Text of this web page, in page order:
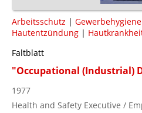
Arbeitsschutz | Gewerbehygiene
Hautentzündung |
Faltblatt
"Occupational (Industrial)
1977
Health and Safety Executive /